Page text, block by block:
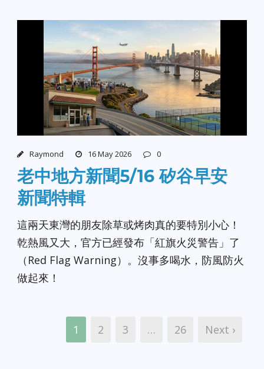
Raymond 16 May 2026 0
老中地方新聞5/16 矽谷早安
新聞特輯
這兩天東灣的朋友除草或烤肉真的要特別小心！
乾熱風又大，官方已經發布「紅旗火災警告」了
（Red Flag Warning）。沒事多喝水，防風防火
做起來！
1 2 3 … 26 Next ›